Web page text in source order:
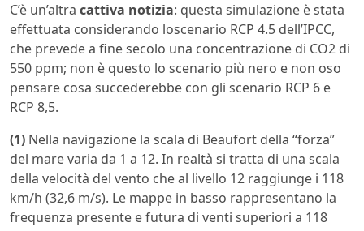
C’è un’altra cattiva notizia: questa simulazione è stata
effettuata considerando loscenario RCP 4.5 dell’IPCC,
che prevede a fine secolo una concentrazione di CO2 di
550 ppm; non è questo lo scenario più nero e non oso
pensare cosa succederebbe con gli scenario RCP 6 e
RCP 8,5.
(1) Nella navigazione la scala di Beaufort della “forza”
del mare varia da 1 a 12. In realtà si tratta di una scala
della velocità del vento che al livello 12 raggiunge i 118
km/h (32,6 m/s). Le mappe in basso rappresentano la
frequenza presente e futura di venti superiori a 118